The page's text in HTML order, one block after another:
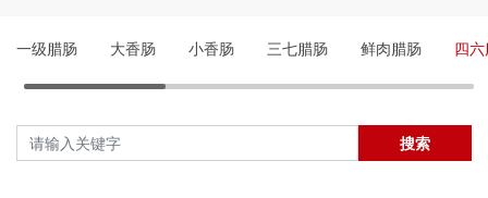
一级腊肠 大香肠 小香肠 三七腊肠 鲜肉腊肠 四
搜索